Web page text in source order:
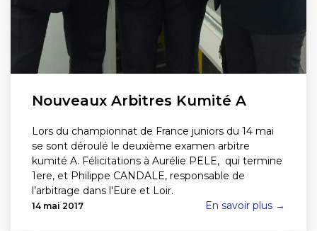
Nouveaux Arbitres Kumité A
Lors du championnat de France juniors du 14 mai
se sont déroulé le deuxième examen arbitre
kumité A. Félicitations à Aurélie PELE, qui termine
1ere, et Philippe CANDALE, responsable de
l’arbitrage dans l'Eure et Loir.
14 mai 2017 En savoir plus →